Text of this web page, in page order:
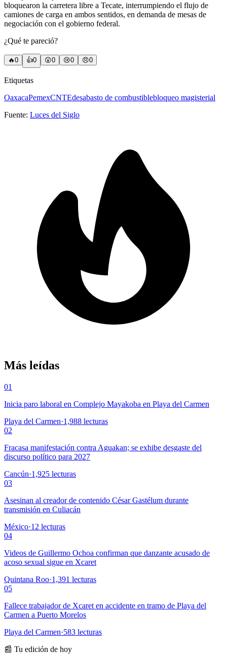
bloquearon la carretera libre a Tecate, interrumpiendo el flujo de
camiones de carga en ambos sentidos, en demanda de mesas de
negociación con el gobierno federal.
¿Qué te pareció?
🔥0 👍0 😲0 😢0 😠0
Etiquetas
OaxacaPemexCNTEdesabasto de combustiblebloqueo magisterial
Fuente: Luces del Siglo
Más leídas
01
Inicia paro laboral en Complejo Mayakoba en Playa del Carmen
Playa del Carmen·1,988 lecturas
02
Fracasa manifestación contra Aguakan; se exhibe desgaste del
discurso político para 2027
Cancún·1,925 lecturas
03
Asesinan al creador de contenido César Gastélum durante
transmisión en Culiacán
México·12 lecturas
04
Videos de Guillermo Ochoa confirman que danzante acusado de
acoso sexual sigue en Xcaret
Quintana Roo·1,391 lecturas
05
Fallece trabajador de Xcaret en accidente en tramo de Playa del
Carmen a Puerto Morelos
Playa del Carmen·583 lecturas
📰 Tu edición de hoy